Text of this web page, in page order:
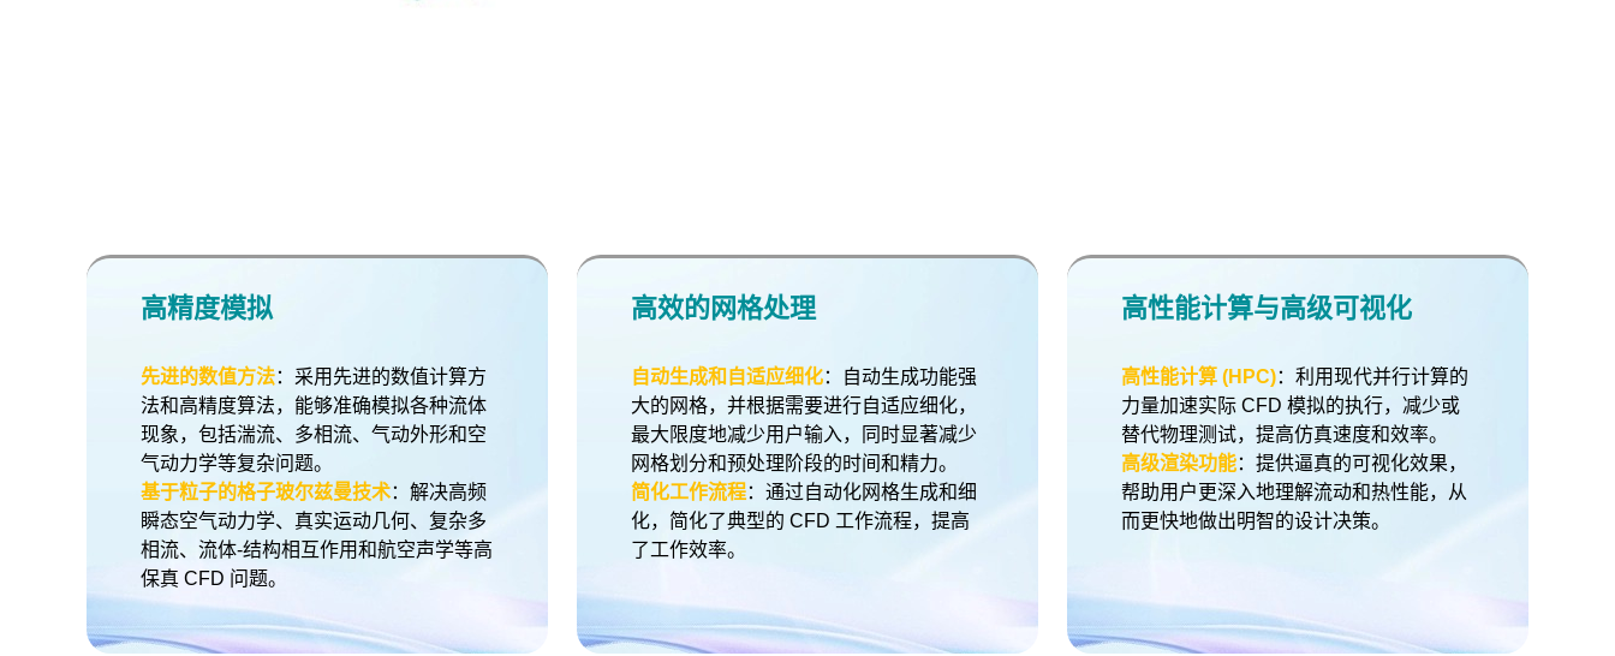
高精度模拟
先进的数值方法：采用先进的数值计算方
法和高精度算法，能够准确模拟各种流体
现象，包括湍流、多相流、气动外形和空
气动力学等复杂问题。
基于粒子的格子玻尔兹曼技术：解决高频
瞬态空气动力学、真实运动几何、复杂多
相流、流体-结构相互作用和航空声学等高
保真 CFD 问题。
高效的网格处理
自动生成和自适应细化：自动生成功能强
大的网格，并根据需要进行自适应细化，
最大限度地减少用户输入，同时显著减少
网格划分和预处理阶段的时间和精力。
简化工作流程：通过自动化网格生成和细
化，简化了典型的 CFD 工作流程，提高
了工作效率。
高性能计算与高级可视化
高性能计算 (HPC)：利用现代并行计算的
力量加速实际 CFD 模拟的执行，减少或
替代物理测试，提高仿真速度和效率。
高级渲染功能：提供逼真的可视化效果，
帮助用户更深入地理解流动和热性能，从
而更快地做出明智的设计决策。